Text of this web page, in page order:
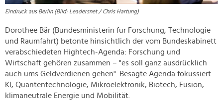
Eindruck aus Berlin (Bild: Leadersnet / Chris Hartung)
Dorothee Bär (Bundesministerin für Forschung, Technologie
und Raumfahrt) betonte hinsichtlich der vom Bundeskabinett
verabschiedeten Hightech-Agenda: Forschung und
Wirtschaft gehören zusammen – "es soll ganz ausdrücklich
auch ums Geldverdienen gehen". Besagte Agenda fokussiert
KI, Quantentechnologie, Mikroelektronik, Biotech, Fusion,
klimaneutrale Energie und Mobilität.